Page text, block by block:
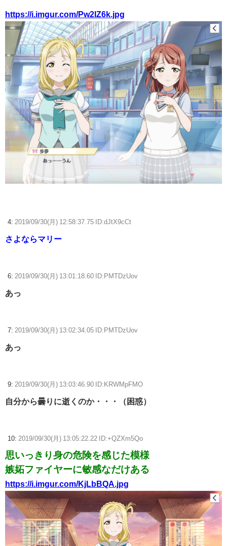
https://i.imgur.com/Pw2IZ6k.jpg
4: 2019/09/30(月) 12:58:37.75 ID:dJtX9cCt
さよならマリー
6: 2019/09/30(月) 13:01:18.60 ID:PMTDzUov
あっ
7: 2019/09/30(月) 13:02:34.05 ID:PMTDzUov
あっ
9: 2019/09/30(月) 13:03:46.90 ID:KRWMpFMO
自分から曇りに逝くのか・・・（困惑）
10: 2019/09/30(月) 13:05:22.22 ID:+QZXm5Qo
思いっきり身の危険を感じた模様
嫉妬ファイヤーに敏感なだけある
https://i.imgur.com/KjLbBQA.jpg